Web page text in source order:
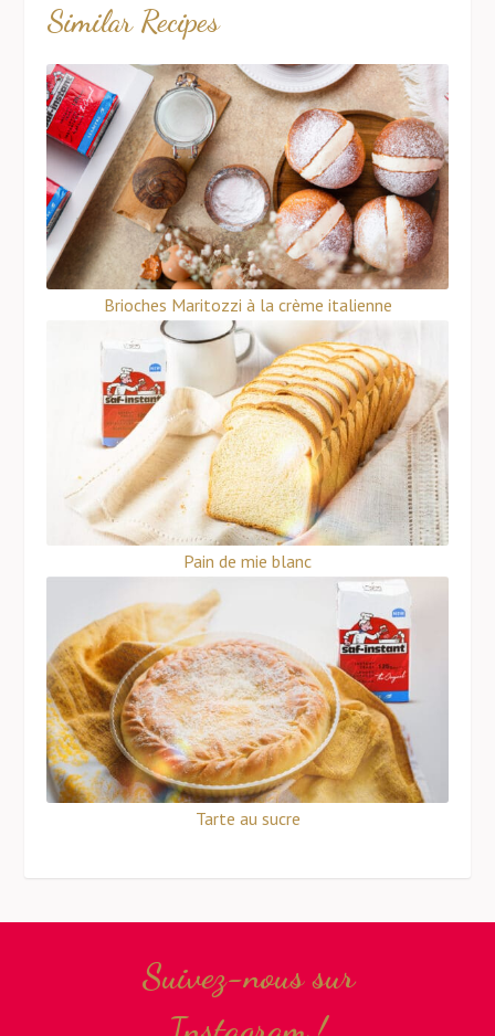
Similar Recipes
Brioches Maritozzi à la crème italienne
Pain de mie blanc
Tarte au sucre
Suivez-nous sur